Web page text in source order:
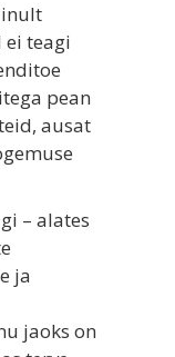
teagi
pean
ausat
– alates
ja
jaoks on